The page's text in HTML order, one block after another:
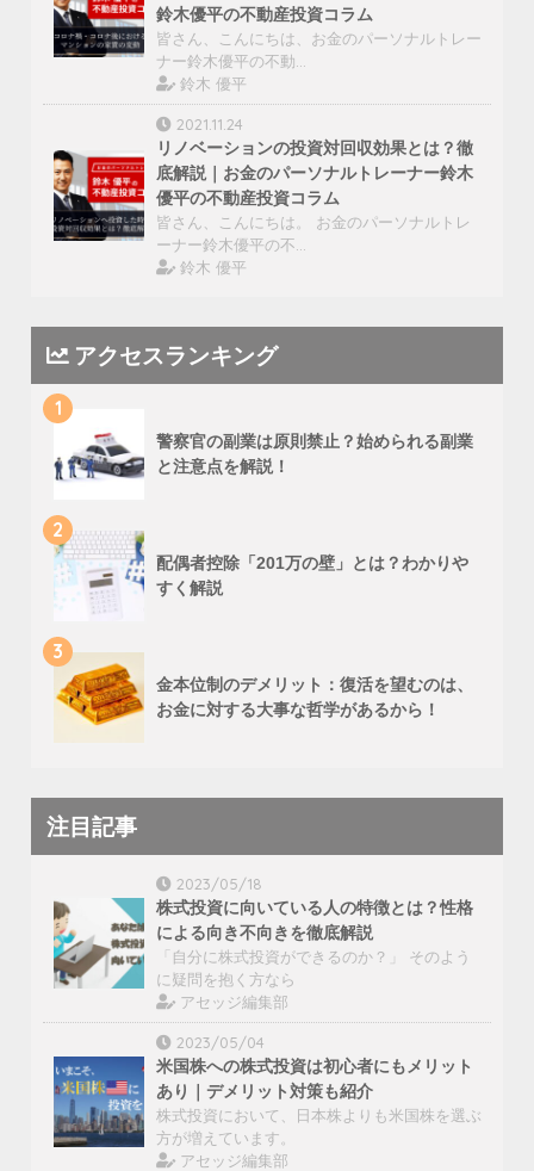
鈴木優平の不動産投資コラム
皆さん、こんにちは、お金のパーソナルトレー
ナー鈴木優平の不動…
鈴木 優平
2021.11.24
リノベーションの投資対回収効果とは？徹
底解説｜お金のパーソナルトレーナー鈴木
優平の不動産投資コラム
皆さん、こんにちは。 お金のパーソナルトレ
ーナー鈴木優平の不…
鈴木 優平
アクセスランキング
1
警察官の副業は原則禁止？始められる副業
と注意点を解説！
2
配偶者控除「201万の壁」とは？わかりや
すく解説
3
金本位制のデメリット：復活を望むのは、
お金に対する大事な哲学があるから！
注目記事
2023/05/18
株式投資に向いている人の特徴とは？性格
による向き不向きを徹底解説
「自分に株式投資ができるのか？」 そのよう
に疑問を抱く方なら
アセッジ編集部
2023/05/04
米国株への株式投資は初心者にもメリット
あり｜デメリット対策も紹介
株式投資において、日本株よりも米国株を選ぶ
方が増えています。
アセッジ編集部